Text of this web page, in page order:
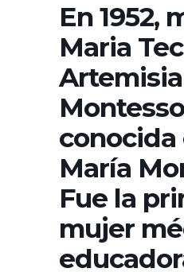
En 1952,
Maria
Artemisia
conocida
María
Fue la
mujer